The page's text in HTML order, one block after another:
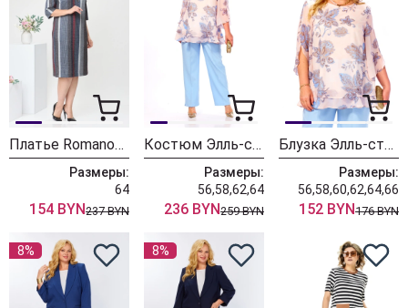
Платье Romanovich Style 1-2639 полоска
Размеры:
64
154 BYN237 BYN
Костюм Элль-стиль 2213/21 голубой+бежевый
Размеры:
56,58,62,64
236 BYN259 BYN
Блузка Элль-стиль 2213/21а бежево-голубой принт
Размеры:
56,58,60,62,64,66
152 BYN176 BYN
8% 8%